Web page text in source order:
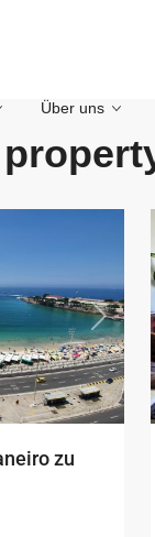
Über uns
Next
zu